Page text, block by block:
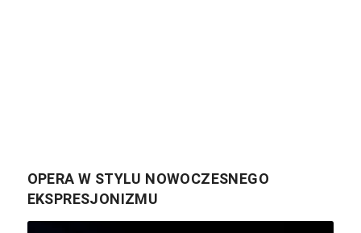
OPERA W STYLU NOWOCZESNEGO
EKSPRESJONIZMU